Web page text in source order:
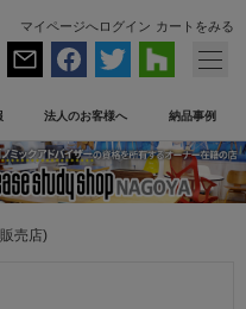
マイページへログイン カートをみる
法人のお客様へ 納品事例
売店)